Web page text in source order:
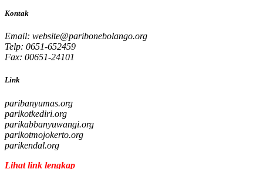
Kontak
Email: website@paribonebolango.org
Telp: 0651-652459
Fax: 00651-24101
Link
paribanyumas.org
parikotkediri.org
parikabbanyuwangi.org
parikotmojokerto.org
parikendal.org
Lihat link lengkap